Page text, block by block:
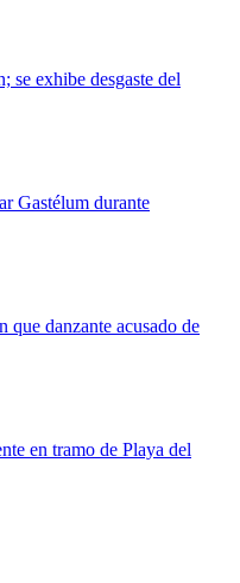
se exhibe desgaste del
Gastélum durante
danzante acusado de
en tramo de Playa del